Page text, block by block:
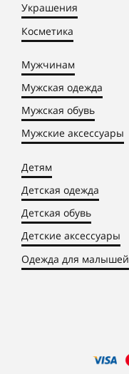
Украшения
Косметика
Мужчинам
Мужская одежда
Мужская обувь
Мужские аксессуары
Детям
Детская одежда
Детская обувь
Детские аксессуары
Одежда для малышей